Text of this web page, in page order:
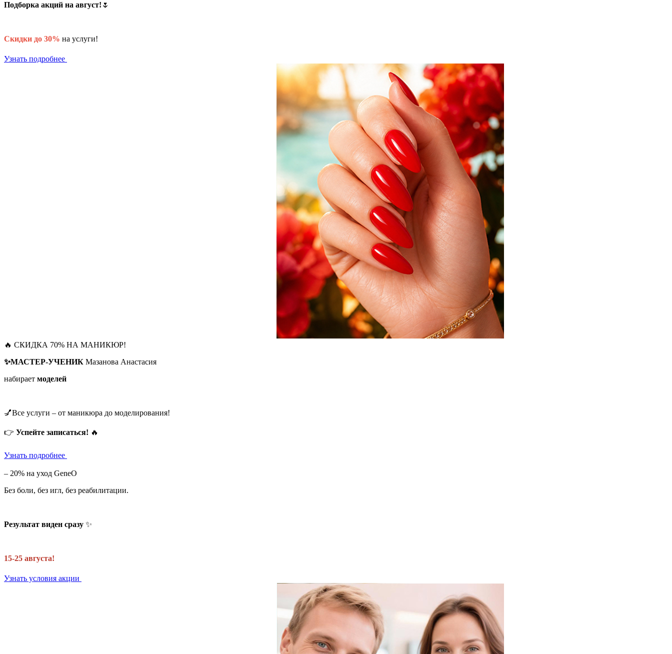
Подборка акций на август! 🌷
Скидки до 30% на услуги!
Узнать подробнее
🔥 СКИДКА 70% НА МАНИКЮР!
✨МАСТЕР-УЧЕНИК Мазанова Анастасия
набирает моделей
💅Все услуги – от маникюра до моделирования!
👉 Успейте записаться! 🔥
Узнать подробнее
– 20% на уход GeneO
Без боли, без игл, без реабилитации.
Результат виден сразу ✨
15-25 августа!
Узнать условия акции